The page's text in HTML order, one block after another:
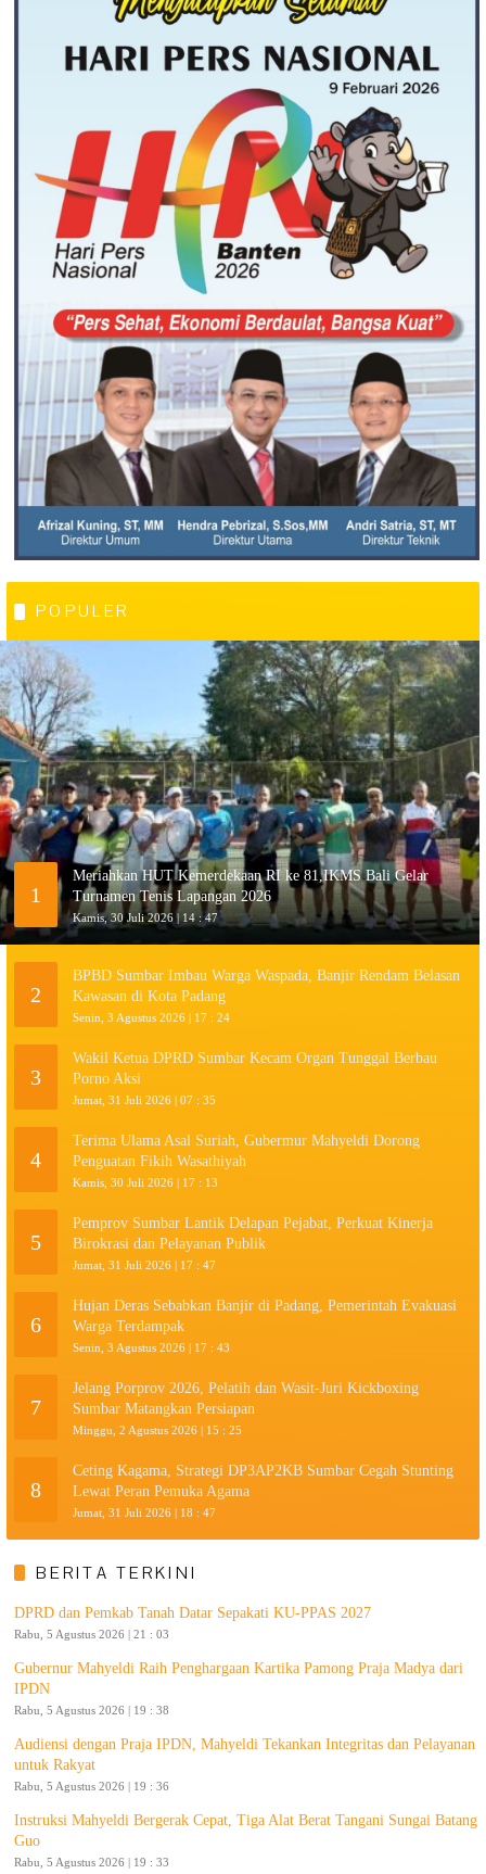
POPULER
1
Meriahkan HUT Kemerdekaan RI ke 81,IKMS Bali Gelar
Turnamen Tenis Lapangan 2026
Kamis, 30 Juli 2026 | 14 : 47
2
BPBD Sumbar Imbau Warga Waspada, Banjir Rendam Belasan
Kawasan di Kota Padang
Senin, 3 Agustus 2026 | 17 : 24
3
Wakil Ketua DPRD Sumbar Kecam Organ Tunggal Berbau
Porno Aksi
Jumat, 31 Juli 2026 | 07 : 35
4
Terima Ulama Asal Suriah, Gubermur Mahyeldi Dorong
Penguatan Fikih Wasathiyah
Kamis, 30 Juli 2026 | 17 : 13
5
Pemprov Sumbar Lantik Delapan Pejabat, Perkuat Kinerja
Birokrasi dan Pelayanan Publik
Jumat, 31 Juli 2026 | 17 : 47
6
Hujan Deras Sebabkan Banjir di Padang, Pemerintah Evakuasi
Warga Terdampak
Senin, 3 Agustus 2026 | 17 : 43
7
Jelang Porprov 2026, Pelatih dan Wasit-Juri Kickboxing
Sumbar Matangkan Persiapan
Minggu, 2 Agustus 2026 | 15 : 25
8
Ceting Kagama, Strategi DP3AP2KB Sumbar Cegah Stunting
Lewat Peran Pemuka Agama
Jumat, 31 Juli 2026 | 18 : 47
BERITA TERKINI
DPRD dan Pemkab Tanah Datar Sepakati KU-PPAS 2027
Rabu, 5 Agustus 2026 | 21 : 03
Gubernur Mahyeldi Raih Penghargaan Kartika Pamong Praja Madya dari
IPDN
Rabu, 5 Agustus 2026 | 19 : 38
Audiensi dengan Praja IPDN, Mahyeldi Tekankan Integritas dan Pelayanan
untuk Rakyat
Rabu, 5 Agustus 2026 | 19 : 36
Instruksi Mahyeldi Bergerak Cepat, Tiga Alat Berat Tangani Sungai Batang
Guo
Rabu, 5 Agustus 2026 | 19 : 33